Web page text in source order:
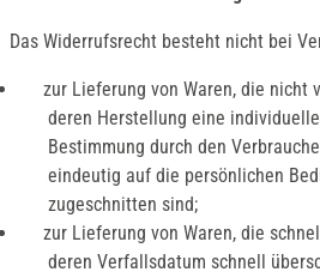
Das Widerrufsrecht besteht nicht bei
zur Lieferung von Waren, die nicht
deren Herstellung eine
Bestimmung durch den
eindeutig auf die persönlichen
zugeschnitten sind;
zur Lieferung von Waren, die
deren Verfallsdatum schnell